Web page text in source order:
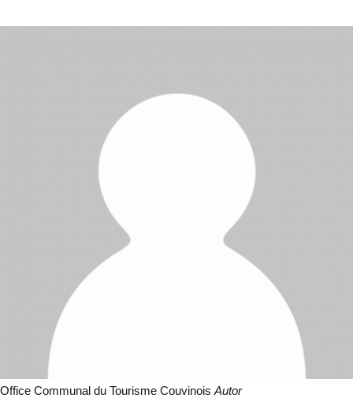
Office Communal du Tourisme Couvinois Autor